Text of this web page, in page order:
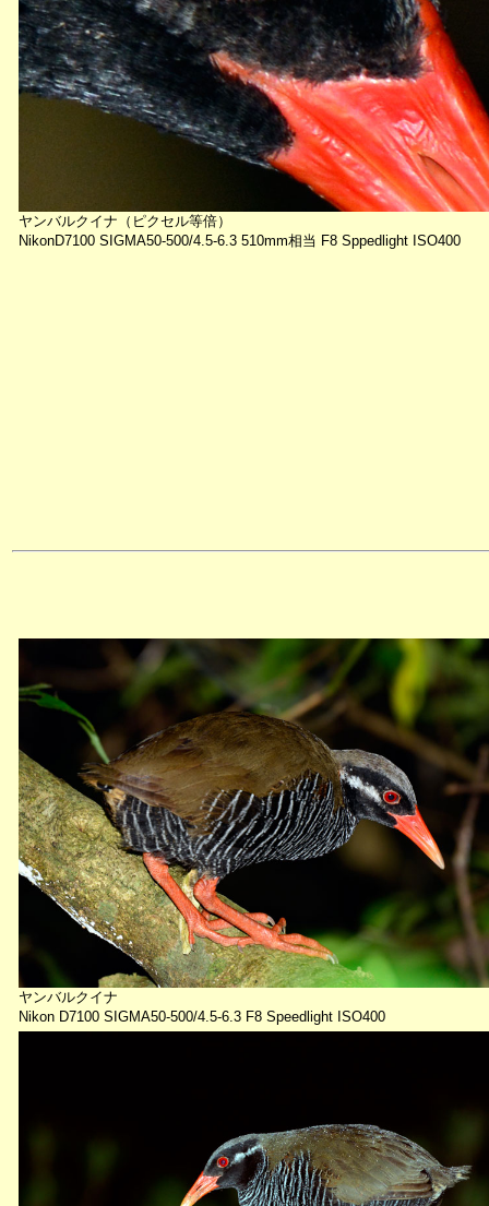
ヤンバルクイナ（ピクセル等倍）
NikonD7100 SIGMA50-500/4.5-6.3 510mm相当 F8 Sppedlight ISO400
ヤンバルクイナ
Nikon D7100 SIGMA50-500/4.5-6.3 F8 Speedlight ISO400